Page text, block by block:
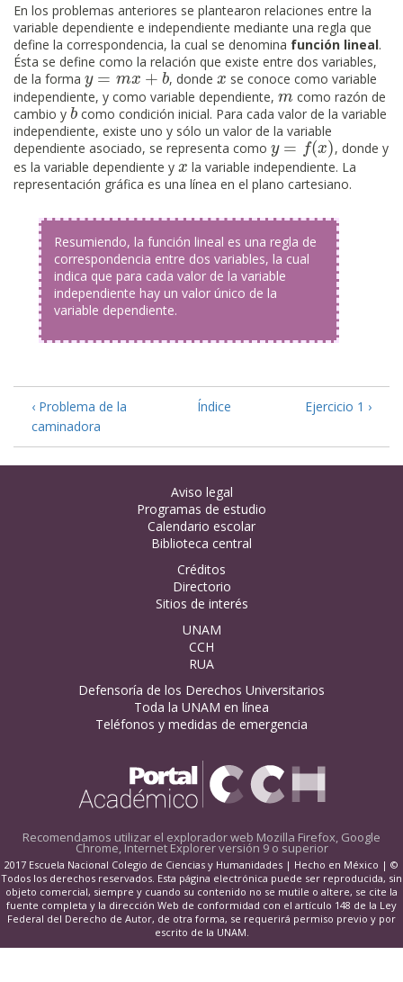
En los problemas anteriores se plantearon relaciones entre la
variable dependiente e independiente mediante una regla que
define la correspondencia, la cual se denomina función lineal.
Ésta se define como la relación que existe entre dos variables,
de la forma y = mx + b
y= m +b , dondex
x se conoce como variable
independiente, y como variable dependiente, m
m como razón de
cambio y b
b como condición inicial. Para cada valor de la variable
independiente, existe uno y sólo un valor de la variable
dependiente asociado, se representa como y = f(x)
y= f(x
, donde y
es la variable dependiente y x
x la variable independiente. La
representación gráfica es una línea en el plano cartesiano.
Resumiendo, la función lineal es una regla de
correspondencia entre dos variables, la cual
indica que para cada valor de la variable
independiente hay un valor único de la
variable dependiente.
‹ Problema de la
caminadora
Índice Ejercicio 1 ›
Aviso legal
Programas de estudio
Calendario escolar
Biblioteca central
Créditos
Directorio
Sitios de interés
UNAM
CCH
RUA
Defensoría de los Derechos Universitarios
Toda la UNAM en línea
Teléfonos y medidas de emergencia
Recomendamos utilizar el explorador web Mozilla Firefox, Google
Chrome, Internet Explorer versión 9 o superior
2017 Escuela Nacional Colegio de Ciencias y Humanidades | Hecho en México | ©
Todos los derechos reservados. Esta página electrónica puede ser reproducida, sin
objeto comercial, siempre y cuando su contenido no se mutile o altere, se cite la
fuente completa y la dirección Web de conformidad con el artículo 148 de la Ley
Federal del Derecho de Autor, de otra forma, se requerirá permiso previo y por
escrito de la UNAM.